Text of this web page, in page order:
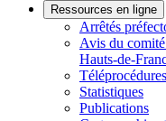
Ressources en ligne
Arrêtés
Avis du
Hauts-de-
Téléprocédures
Statistiques
Publications